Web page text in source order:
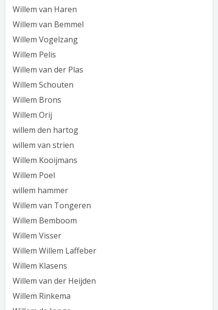
Willem van Haren
Willem van Bemmel
Willem Vogelzang
Willem Pelis
Willem van der Plas
Willem Schouten
Willem Brons
Willem Orij
willem den hartog
willem van strien
Willem Kooijmans
Willem Poel
willem hammer
Willem van Tongeren
Willem Bemboom
Willem Visser
Willem Willem Laffeber
Willem Klasens
Willem van der Heijden
Willem Rinkema